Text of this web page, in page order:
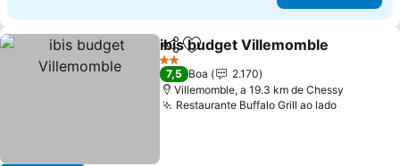
PartilharAdicionar aos favoritos
ibis budget Villemomble
2 Estrelas
7,5 Boa
2.170
Villemomble, a 19.3 km de Chessy
Restaurante Buffalo Grill ao ladoVer